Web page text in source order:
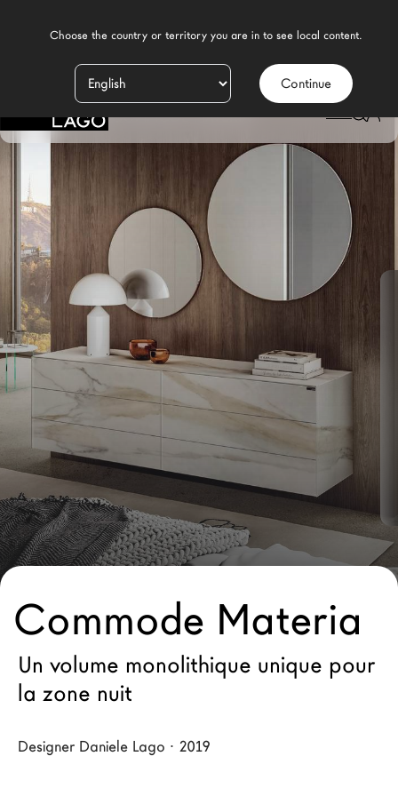
Continue
Produits
Inspiration
Configurateur
Contract
Magasins
Nouveaux Produits MDW26
Promotions
La Brand
Architectes
LAGO Homes
News
Press
Catalogues
Contacts
Language
DESIGN CHAMBRE À COUCHER MODERNE
COMMODES/COMMODE MATERIA
Commode Materia
Un volume monolithique unique pour
la zone nuit
Designer Daniele Lago · 2019